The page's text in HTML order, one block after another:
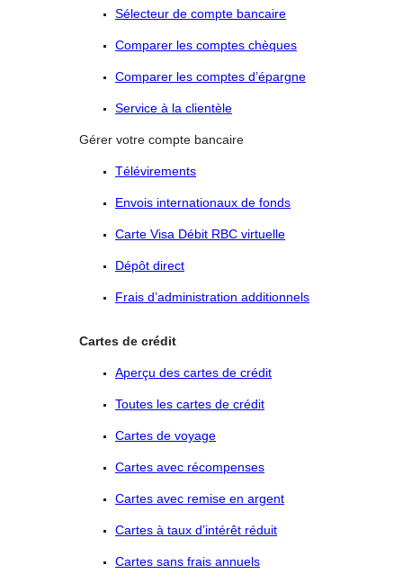
Sélecteur de compte bancaire
Comparer les comptes chèques
Comparer les comptes d’épargne
Service à la clientèle
Gérer votre compte bancaire
Télévirements
Envois internationaux de fonds
Carte Visa Débit RBC virtuelle
Dépôt direct
Frais d’administration additionnels
Cartes de crédit
Aperçu des cartes de crédit
Toutes les cartes de crédit
Cartes de voyage
Cartes avec récompenses
Cartes avec remise en argent
Cartes à taux d’intérêt réduit
Cartes sans frais annuels